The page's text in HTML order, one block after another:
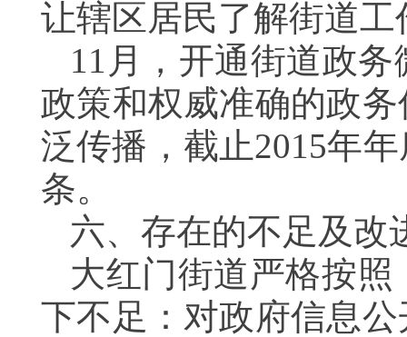
让辖区居民了解街道
11月，开通街道政
政策和权威准确的政
泛传播，截止2015年
条。
六、存在的不足及改
大红门街道严格按
下不足：对政府信息